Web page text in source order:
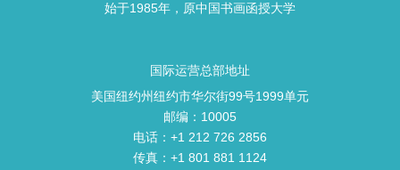
始于1985年，原中国书画函授大学
国际运营总部地址
美国纽约州纽约市华尔街99号1999单元
邮编：10005
电话：+1 212 726 2856
传真：+1 801 881 1124